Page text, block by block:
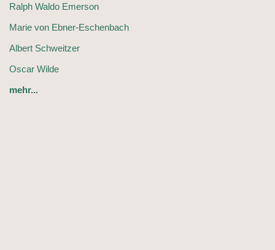
Ralph Waldo Emerson
Marie von Ebner-Eschenbach
Albert Schweitzer
Oscar Wilde
mehr...